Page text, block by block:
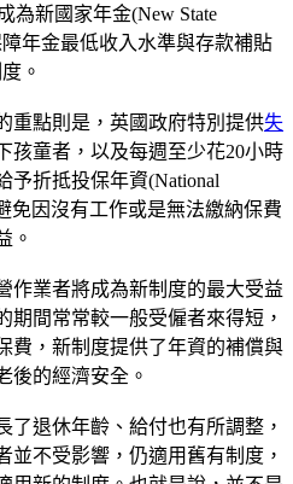
為新國家年金(New State
年金最低收入水準與存款補貼
。
重點則是，英國政府特別提供失
孩童者，以及每週至少花20小時
予折抵投保年資(National
免因沒有工作或是無法繳納保費
。
作業者將成為新制度的最大受益
期間常常較一般受僱者來得短，
費，新制度提供了年資的補償與
後的經濟安全。
了退休年齡、給付也有所調整，
並不受影響，仍適用舊有制度，